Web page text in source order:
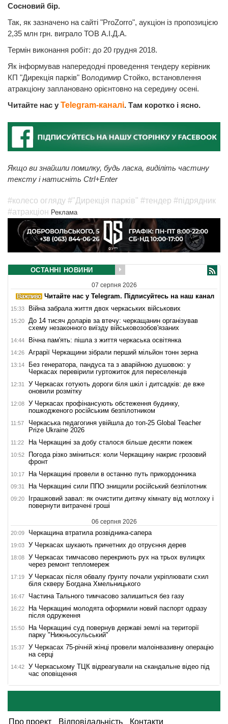
Сосновий бір.
Так, як зазначено на сайті "ProZorro", аукціон із пропозицією
2,35 млн грн. виграло ТОВ А.І.Д.А.
Термін виконання робіт: до 20 грудня 2018.
Як інформував напередодні проведення тендеру керівник
КП "Дирекція парків" Володимир Стойко, встановлення
атракціону заплановано орієнтовно на середину осені.
Читайте нас у Telegram-каналі. Там коротко і ясно.
Якщо ви знайшли помилку, будь ласка, виділіть частину
тексту і натисніть Ctrl+Enter
#колесо огляду #"Дирекція парків" #тендер #підрядник
#атракціон Реклама
ОСТАННІ НОВИНИ
07 серпня 2026
Читайте нас у Telegram. Підписуйтесь на наш канал
15:33 Війна забрала життя двох черкаських військових
15:20
До 14 тисяч доларів за втечу: черкащанин організував
схему незаконного виїзду військовозобов'язаних
14:44 Вічна пам'ять: пішла з життя черкаська освітянка
14:26 Аграрії Черкащини зібрали перший мільйон тонн зерна
13:14
Без генератора, пандуса та з аварійною душовою: у
Черкасах перевірили гуртожиток для переселенців
12:31
У Черкасах готують дороги біля шкіл і дитсадків: де вже
оновили розмітку
12:08
У Черкасах профінансують обстеження будинку,
пошкодженого російським безпілотником
11:57
Черкаська педагогиня увійшла до топ-25 Global Teacher
Prize Ukraine 2026
11:22 На Черкащині за добу сталося більше десяти пожеж
10:52
Погода різко зміниться: коли Черкащину накриє грозовий
фронт
10:17 На Черкащині провели в останню путь прикордонника
09:31 На Черкащині сили ППО знищили російський безпілотник
09:20
Іграшковий завал: як очистити дитячу кімнату від мотлоху і
повернути витрачені гроші
06 серпня 2026
20:09 Черкащина втратила розвідника-сапера
19:03 У Черкасах шукають причетних до отруєння дерев
18:08
У Черкасах тимчасово перекриють рух на трьох вулицях
через ремонт тепломереж
17:19
У Черкасах після обвалу ґрунту почали укріплювати схил
біля скверу Богдана Хмельницького
16:47 Частина Тального тимчасово залишиться без газу
16:22
На Черкащині молодята оформили новий паспорт одразу
після одруження
15:50
На Черкащині суд повернув державі землі на території
парку "Нижньосульський"
15:37
У Черкасах 75-річній жінці провели малоінвазивну операцію
на серці
14:42
У Черкаському ТЦК відреагували на скандальне відео під
час оповіщення
Про проект Відповідальність Контакти